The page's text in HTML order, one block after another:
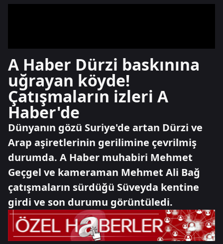
A Haber Dürzi baskınına
uğrayan köyde!
Çatışmaların izleri A
Haber'de
Dünyanın gözü Suriye'de artan Dürzi ve
Arap aşiretlerinin gerilimine çevrilmiş
durumda. A Haber muhabiri Mehmet
Geçgel ve kameraman Mehmet Ali Bağ
çatışmaların sürdüğü Süveyda kentine
girdi ve son durumu görüntüledi.